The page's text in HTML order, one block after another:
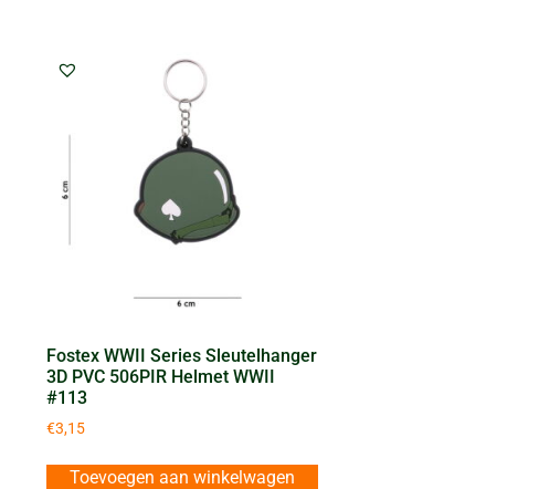
Fostex WWII Series Sleutelhanger
3D PVC 506PIR Helmet WWII
#113
€3,15
Toevoegen aan winkelwagen